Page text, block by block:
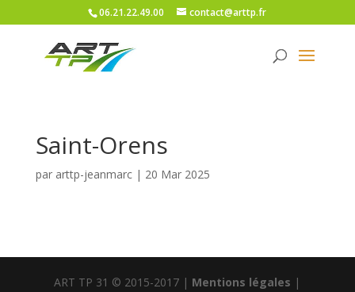
06.21.22.49.00 contact@arttp.fr
Saint-Orens
par arttp-jeanmarc| 20 Mar 2025
ART TP 31 © 2015-2017 | Mentions légales |